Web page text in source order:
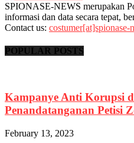
SPIONASE-NEWS merupakan
informasi dan data secara tepat,
Contact us:
POPULAR POSTS
Kampanye Anti Korupsi
Penandatanganan Petisi
February 13, 2023